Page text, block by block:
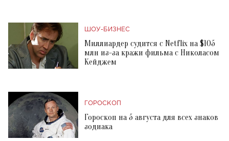
ШОУ-БИЗНЕС
Миллиардер судится с Netflix на $105
млн из-за кражи фильма с Николасом
Кейджем
ГОРОСКОП
Гороскоп на 5 августа для всех знаков
зодиака